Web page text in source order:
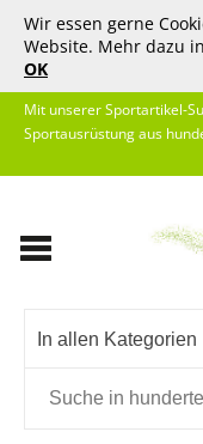
Wir essen gerne
Website. Mehr dazu
OK
Mit unserer Sportartikel-
Sportausrüstung aus
In allen Kategorien